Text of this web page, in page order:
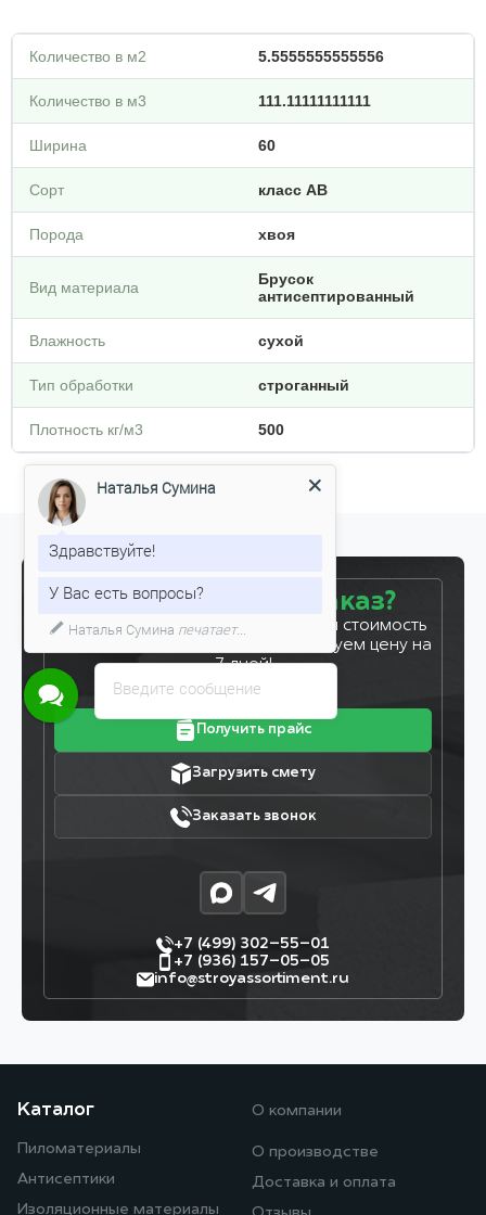
Количество в м2 5.5555555555556
Количество в м3 111.11111111111
Ширина 60
Сорт класс АВ
Порода хвоя
Вид материала
Брусок
антисептированный
Влажность сухой
Тип обработки строганный
Плотность кг/м3 500
Готовы сделать заказ?
Оставьте заявку, и мы рассчитаем стоимость
вашего заказа за 5 минут. Фиксируем цену на
7 дней!
Получить прайс
Загрузить смету
Заказать звонок
+7 (499) 302–55–01
+7 (936) 157–05–05
info@stroyassortiment.ru
Каталог
Пиломатериалы
Антисептики
Изоляционные материалы
О компании
О производстве
Доставка и оплата
Введите сообщение
Наталья Сумина
Здравствуйте!
У Вас есть вопросы?
Наталья Сумина печатает...